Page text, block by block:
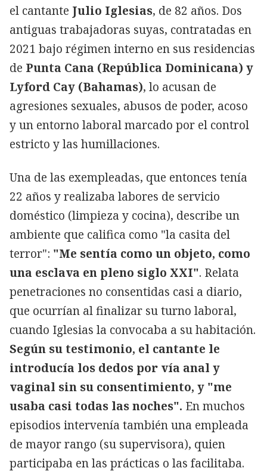
el cantante Julio Iglesias, de 82 años. Dos
antiguas trabajadoras suyas, contratadas en
2021 bajo régimen interno en sus residencias
de Punta Cana (República Dominicana) y
Lyford Cay (Bahamas), lo acusan de
agresiones sexuales, abusos de poder, acoso
y un entorno laboral marcado por el control
estricto y las humillaciones.
Una de las exempleadas, que entonces tenía
22 años y realizaba labores de servicio
doméstico (limpieza y cocina), describe un
ambiente que califica como "la casita del
terror": "Me sentía como un objeto, como
una esclava en pleno siglo XXI". Relata
penetraciones no consentidas casi a diario,
que ocurrían al finalizar su turno laboral,
cuando Iglesias la convocaba a su habitación.
Según su testimonio, el cantante le
introducía los dedos por vía anal y
vaginal sin su consentimiento, y "me
usaba casi todas las noches". En muchos
episodios intervenía también una empleada
de mayor rango (su supervisora), quien
participaba en las prácticas o las facilitaba.